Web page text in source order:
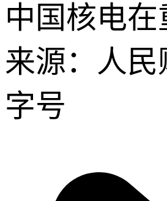
中国核电
来源：人民
字号